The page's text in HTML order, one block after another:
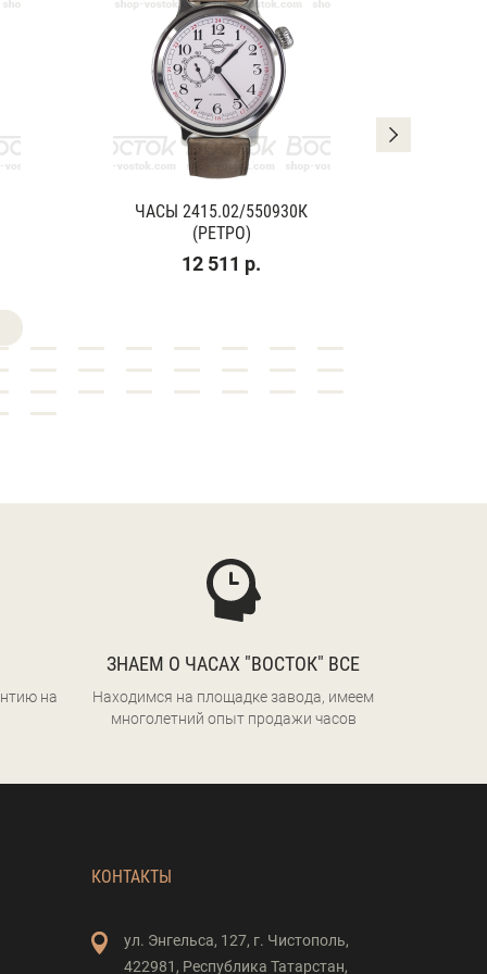
ЧАСЫ 2415.02/550930К
(РЕТРО)
12 511 р.
на
ЗНАЕМ О ЧАСАХ "ВОСТОК" ВСЕ
Находимся на площадке завода, имеем
многолетний опыт продажи часов
КОНТАКТЫ
ул. Энгельса, 127, г. Чистополь,
422981, Республика Татарстан,